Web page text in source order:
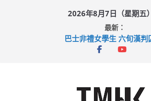
2026年8月7日（星期五）
最新：
巴士非禮女學生 六旬漢判
涉造假公屋富戶申報表 倉管員